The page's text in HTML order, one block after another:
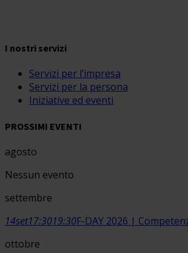
I nostri servizi
Servizi per l’impresa
Servizi per la persona
Iniziative ed eventi
PROSSIMI EVENTI
agosto
Nessun evento
settembre
14set17:3019:30F-DAY 2026 |
ottobre